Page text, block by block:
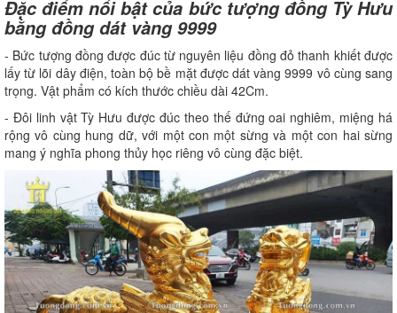
Đặc điểm nổi bật của bức tượng đồng Tỳ Hưu
bằng đồng dát vàng 9999
- Bức tượng đồng được đúc từ nguyên liệu đồng đỏ thanh khiết được
lấy từ lõi dây điện, toàn bộ bề mặt được dát vàng 9999 vô cùng sang
trọng. Vật phẩm có kích thước chiều dài 42Cm.
- Đôi linh vật Tỳ Hưu được đúc theo thế đứng oai nghiêm, miệng há
rộng vô cùng hung dữ, với một con một sừng và một con hai sừng
mang ý nghĩa phong thủy học riêng vô cùng đặc biệt.